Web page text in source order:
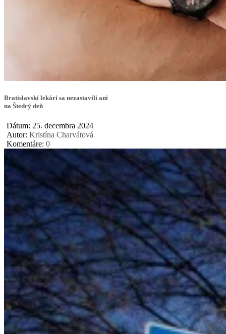
Bratislavskí lekári sa nezastavili ani
na Štedrý deň
Dátum: 25. decembra 2024
Autor: Kristína Charvátová
Komentáre: 0